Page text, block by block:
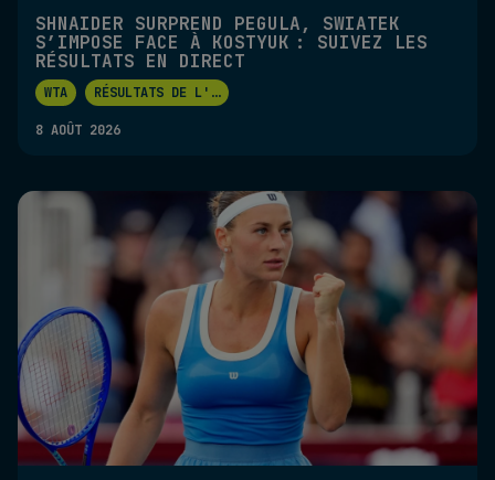
SHNAIDER SURPREND PEGULA, SWIATEK
S’IMPOSE FACE À KOSTYUK : SUIVEZ LES
RÉSULTATS EN DIRECT
WTA RÉSULTATS DE L' ...
8 AOÛT 2026